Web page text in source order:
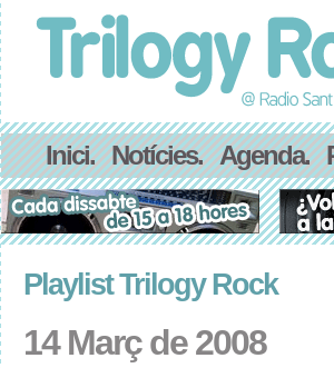
Inici. Notícies. Agenda.
Playlist Trilogy Rock
14 Març de 2008